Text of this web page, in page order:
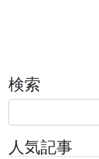
検索
人気記事